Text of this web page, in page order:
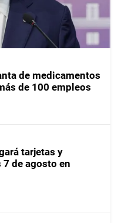
de medicamentos
de 100 empleos
tarjetas y
de agosto en